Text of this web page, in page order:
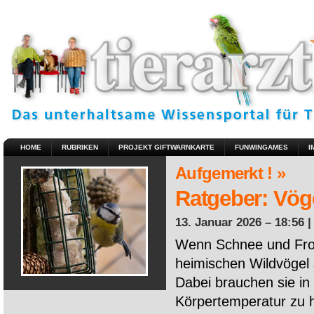
HOME RUBRIKEN PROJEKT GIFTWARNKARTE FUNWINGAMES
Aufgemerkt ! »
Ratgeber:
13. Januar 2026 – 18:56 |
Wenn Schnee und
heimischen
Dabei brauchen sie
Körpertemperatur zu